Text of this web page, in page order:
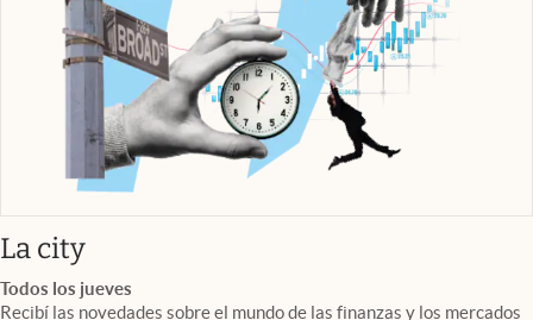
La cityabre en nueva pestaña
Todos los jueves
Recibí las novedades sobre el mundo de las finanzas y los mercados